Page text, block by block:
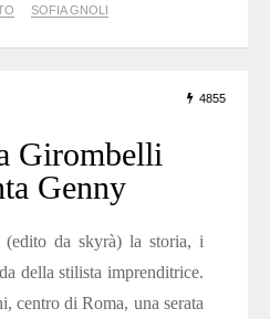
SOFIA GNOLI
4855
Girombelli
Genny
da skyrà) la storia, i
della stilista imprenditrice.
centro di Roma, una serata